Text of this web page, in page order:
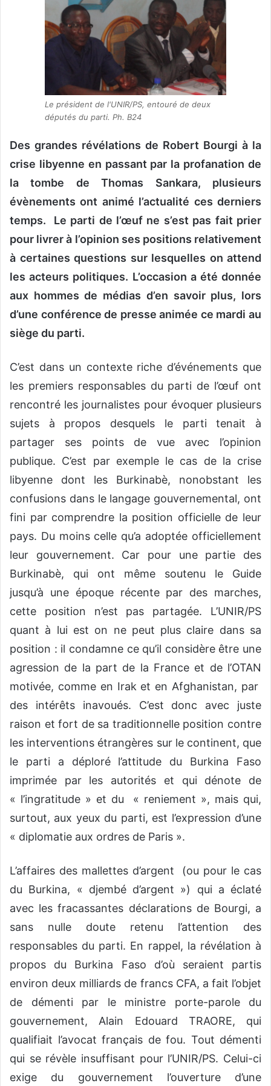
Le président de l'UNIR/PS, entouré de deux
députés du parti. Ph. B24
Des grandes révélations de Robert Bourgi à la
crise libyenne en passant par la profanation de
la tombe de Thomas Sankara, plusieurs
évènements ont animé l’actualité ces derniers
temps. Le parti de l’œuf ne s’est pas fait prier
pour livrer à l’opinion ses positions relativement
à certaines questions sur lesquelles on attend
les acteurs politiques. L’occasion a été donnée
aux hommes de médias d’en savoir plus, lors
d’une conférence de presse animée ce mardi au
siège du parti.
C’est dans un contexte riche d’événements que
les premiers responsables du parti de l’œuf ont
rencontré les journalistes pour évoquer plusieurs
sujets à propos desquels le parti tenait à
partager ses points de vue avec l’opinion
publique. C’est par exemple le cas de la crise
libyenne dont les Burkinabè, nonobstant les
confusions dans le langage gouvernemental, ont
fini par comprendre la position officielle de leur
pays. Du moins celle qu’a adoptée officiellement
leur gouvernement. Car pour une partie des
Burkinabè, qui ont même soutenu le Guide
jusqu’à une époque récente par des marches,
cette position n’est pas partagée. L’UNIR/PS
quant à lui est on ne peut plus claire dans sa
position : il condamne ce qu’il considère être une
agression de la part de la France et de l’OTAN
motivée, comme en Irak et en Afghanistan, par
des intérêts inavoués. C’est donc avec juste
raison et fort de sa traditionnelle position contre
les interventions étrangères sur le continent, que
le parti a déploré l’attitude du Burkina Faso
imprimée par les autorités et qui dénote de
« l’ingratitude » et du « reniement », mais qui,
surtout, aux yeux du parti, est l’expression d’une
« diplomatie aux ordres de Paris ».
L’affaires des mallettes d’argent (ou pour le cas
du Burkina, « djembé d’argent ») qui a éclaté
avec les fracassantes déclarations de Bourgi, a
sans nulle doute retenu l’attention des
responsables du parti. En rappel, la révélation à
propos du Burkina Faso d’où seraient partis
environ deux milliards de francs CFA, a fait l’objet
de démenti par le ministre porte-parole du
gouvernement, Alain Edouard TRAORE, qui
qualifiait l’avocat français de fou. Tout démenti
qui se révèle insuffisant pour l’UNIR/PS. Celui-ci
exige du gouvernement l’ouverture d’une